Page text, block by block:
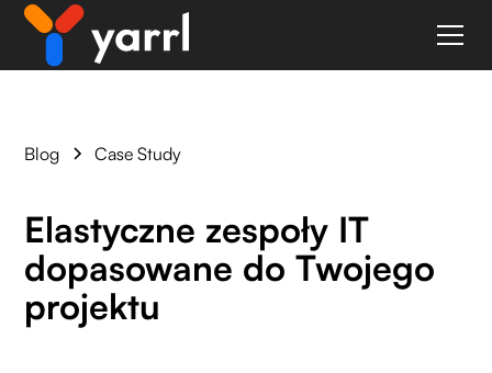
Blog Case Study
Elastyczne zespoły IT
dopasowane do Twojego
projektu